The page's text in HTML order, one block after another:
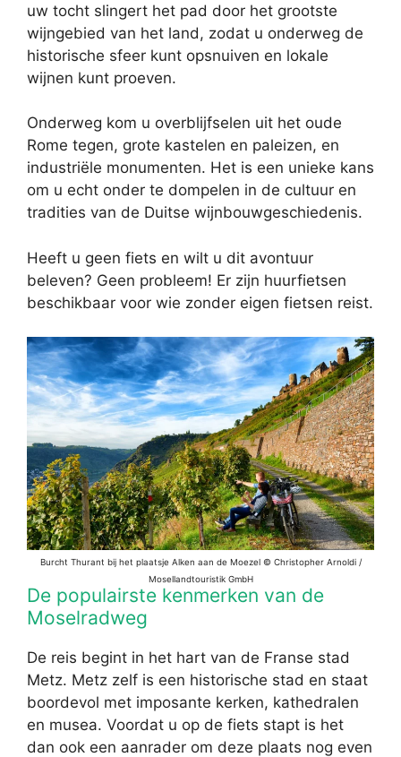
uw tocht slingert het pad door het grootste
wijngebied van het land, zodat u onderweg de
historische sfeer kunt opsnuiven en lokale
wijnen kunt proeven.
Onderweg kom u overblijfselen uit het oude
Rome tegen, grote kastelen en paleizen, en
industriële monumenten. Het is een unieke kans
om u echt onder te dompelen in de cultuur en
tradities van de Duitse wijnbouwgeschiedenis.
Heeft u geen fiets en wilt u dit avontuur
beleven? Geen probleem! Er zijn huurfietsen
beschikbaar voor wie zonder eigen fietsen reist.
Burcht Thurant bij het plaatsje Alken aan de Moezel © Christopher Arnoldi /
Mosellandtouristik GmbH
De populairste kenmerken van de
Moselradweg
De reis begint in het hart van de Franse stad
Metz. Metz zelf is een historische stad en staat
boordevol met imposante kerken, kathedralen
en musea. Voordat u op de fiets stapt is het
dan ook een aanrader om deze plaats nog even